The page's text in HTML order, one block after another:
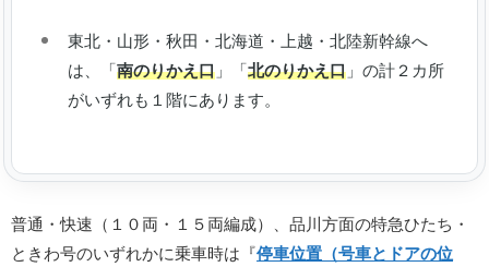
東北・山形・秋田・北海道・上越・北陸新幹線へ
は、「南のりかえ口 」「北のりかえ口 」の計２カ所
がいずれも１階にあります。
普通・快速（１０両・１５両編成）、品川方面の特急ひたち・
ときわ号のいずれかに乗車時は『停車位置（号車とドアの位